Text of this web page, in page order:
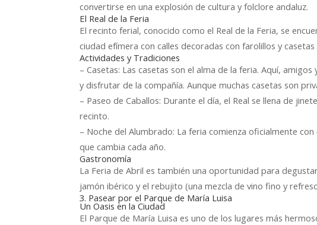
convertirse en una explosión de cultura y folclore andaluz.
El Real de la Feria
El recinto ferial, conocido como el Real de la Feria, se
ciudad efímera con calles decoradas con farolillos y
Actividades y Tradiciones
– Casetas: Las casetas son el alma de la feria. Aquí,
y disfrutar de la compañía. Aunque muchas casetas son
– Paseo de Caballos: Durante el día, el Real se llena de
recinto.
– Noche del Alumbrado: La feria comienza oficialmente
que cambia cada año.
Gastronomía
La Feria de Abril es también una oportunidad para
jamón ibérico y el rebujito (una mezcla de vino fino y
3. Pasear por el Parque de María Luisa
Un Oasis en la Ciudad
El Parque de María Luisa es uno de los lugares más